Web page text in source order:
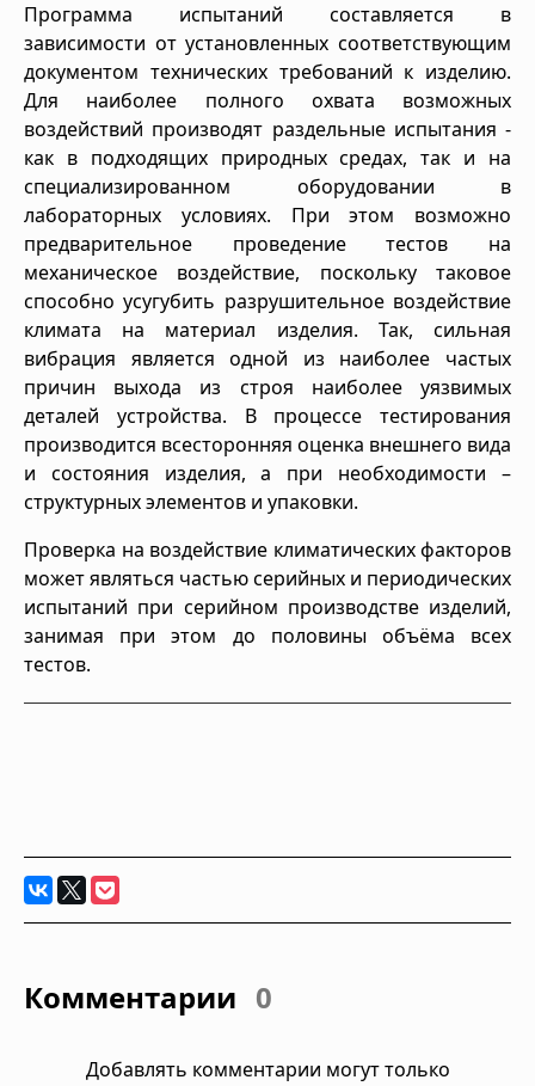
Программа испытаний составляется в
зависимости от установленных соответствующим
документом технических требований к изделию.
Для наиболее полного охвата возможных
воздействий производят раздельные испытания -
как в подходящих природных средах, так и на
специализированном оборудовании в
лабораторных условиях. При этом возможно
предварительное проведение тестов на
механическое воздействие, поскольку таковое
способно усугубить разрушительное воздействие
климата на материал изделия. Так, сильная
вибрация является одной из наиболее частых
причин выхода из строя наиболее уязвимых
деталей устройства. В процессе тестирования
производится всесторонняя оценка внешнего вида
и состояния изделия, а при необходимости –
структурных элементов и упаковки.
Проверка на воздействие климатических факторов
может являться частью серийных и периодических
испытаний при серийном производстве изделий,
занимая при этом до половины объёма всех
тестов.
Комментарии 0
Добавлять комментарии могут только